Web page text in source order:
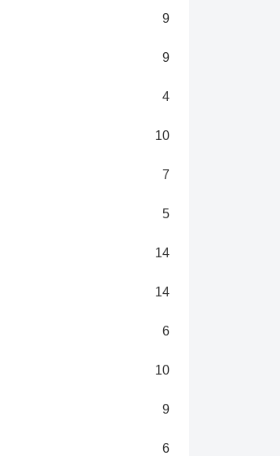
9
9
4
10
7
5
14
14
6
10
9
6